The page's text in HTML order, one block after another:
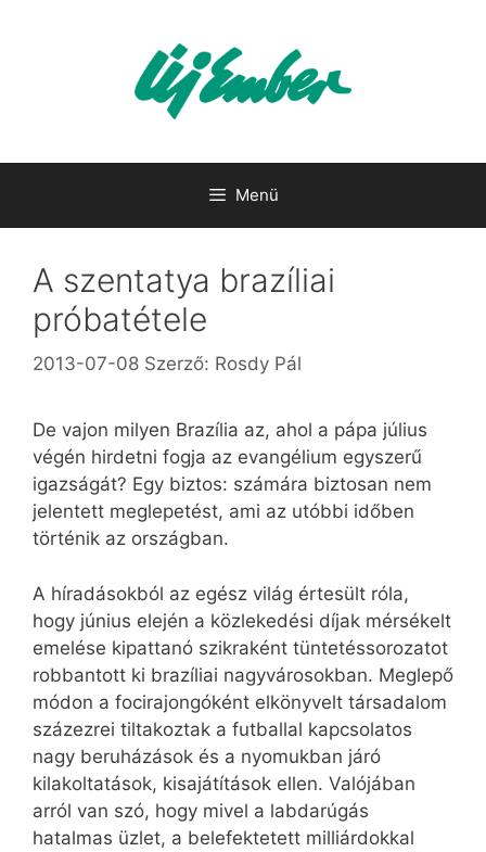
Menü
A szentatya brazíliai
próbatétele
2013-07-08 Szerző: Rosdy Pál
De vajon milyen Brazília az, ahol a pápa július
végén hirdetni fogja az evangélium egyszerű
igazságát? Egy biztos: számára biztosan nem
jelentett meglepetést, ami az utóbbi időben
történik az országban.
A híradásokból az egész világ értesült róla,
hogy június elején a közlekedési díjak mérsékelt
emelése kipattanó szikraként tüntetéssorozatot
robbantott ki brazíliai nagyvárosokban. Meglepő
módon a focirajongóként elkönyvelt társadalom
százezrei tiltakoztak a futballal kapcsolatos
nagy beruházások és a nyomukban járó
kilakoltatások, kisajátítások ellen. Valójában
arról van szó, hogy mivel a labdarúgás
hatalmas üzlet, a belefektetett milliárdokkal